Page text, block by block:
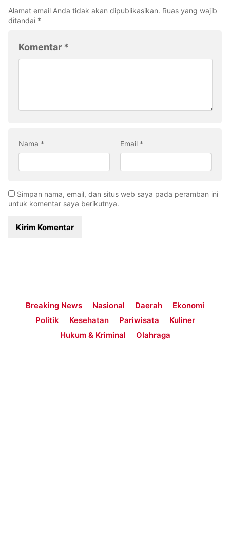
Alamat email Anda tidak akan dipublikasikan. Ruas yang wajib
ditandai *
Komentar *
Nama * Email *
Simpan nama, email, dan situs web saya pada peramban ini
untuk komentar saya berikutnya.
Breaking News Nasional Daerah
Ekonomi
Politik
Kesehatan Pariwisata
Kuliner
Hukum & Kriminal
Olahraga